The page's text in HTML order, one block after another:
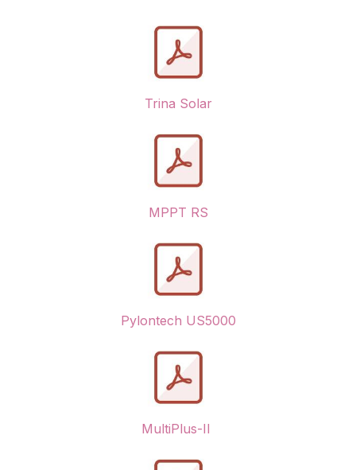
Trina Solar
MPPT RS
Pylontech US5000
MultiPlus-II